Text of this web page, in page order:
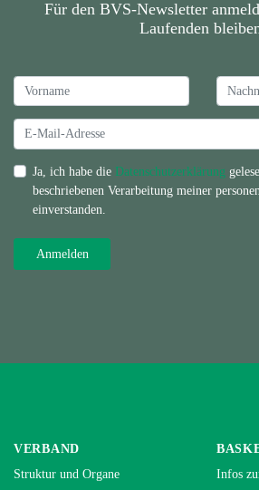
Für den BVS-Newsletter
Laufenden
Ja, ich habe die Datenschutzerklärung
beschriebenen Verarbeitung meiner
einverstanden.
VERBAND
Struktur und Organe
Infos